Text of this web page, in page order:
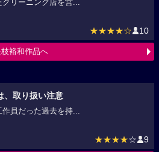
クリーニング店を営...
★★★★☆ 10
裕和作品へ
、取り扱い注意
作員だった過去を持...
★★★★ ☆ 9